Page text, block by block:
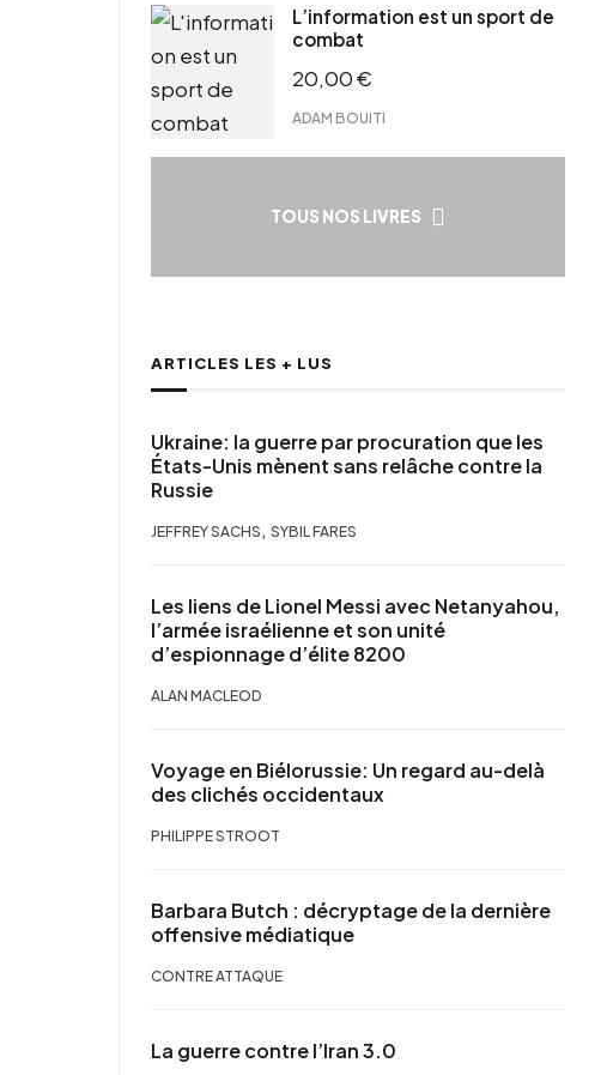
L’information est un sport de
combat
20,00€
ADAM BOUITI
TOUS NOS LIVRES
ARTICLES LES + LUS
Ukraine: la guerre par procuration que les
États-Unis mènent sans relâche contre la
Russie
JEFFREY SACHS , SYBIL FARES
Les liens de Lionel Messi avec Netanyahou,
l’armée israélienne et son unité
d’espionnage d’élite 8200
ALAN MACLEOD
Voyage en Biélorussie: Un regard au-delà
des clichés occidentaux
PHILIPPE STROOT
Barbara Butch : décryptage de la dernière
offensive médiatique
CONTRE ATTAQUE
La guerre contre l’Iran 3.0